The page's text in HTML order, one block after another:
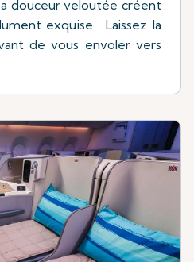
douceur veloutée créent
exquise . Laissez la
de vous envoler vers